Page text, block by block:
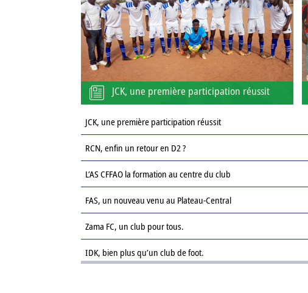
JCK, une première participation réussit
JCK, une première participation réussit
RCN, enfin un retour en D2 ?
L’AS CFFAO la formation au centre du club
FAS, un nouveau venu au Plateau-Central
Zama FC, un club pour tous.
IDK, bien plus qu’un club de foot.